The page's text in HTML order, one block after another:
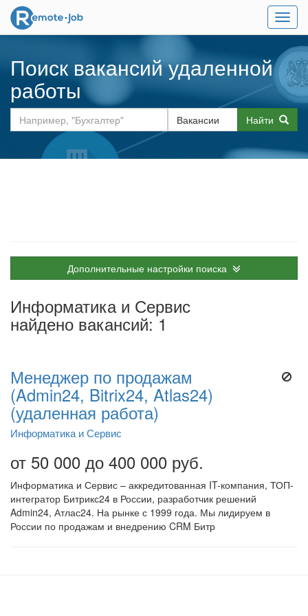
Меню
Поиск вакансий удаленной
работы
Найти
Дополнительные настройки поиска
Информатика и Сервис
найдено вакансий: 1
Менеджер по продажам
(Admin24, Bitrix24, Atlas24)
(удаленная работа)
Информатика и Сервис
от 50 000 до 400 000 руб.
Информатика и Сервис – аккредитованная IT-компания, ТОП-
интегратор Битрикс24 в России, разработчик решений
Admin24, Атлас24. На рынке с 1999 года. Мы лидируем в
России по продажам и внедрению CRM Битр